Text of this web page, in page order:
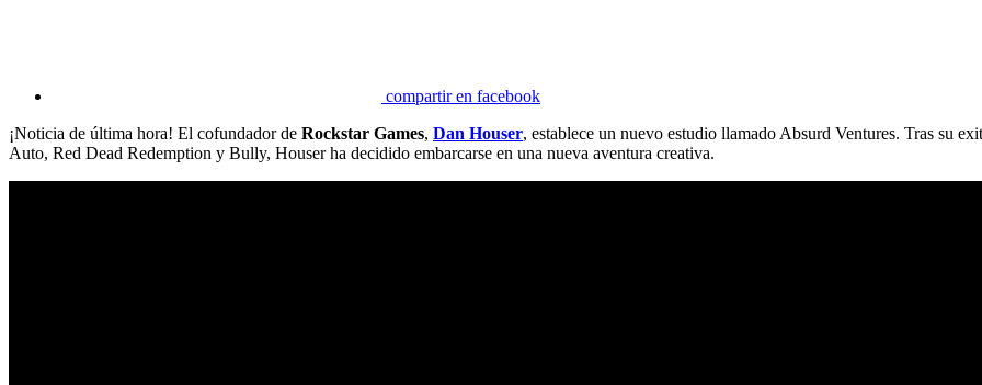
compartir en facebook
¡Noticia de última hora! El cofundador de Rockstar Games, Dan Houser, establece un nuevo estudio llamado Absurd Ventures. Tras su
Auto, Red Dead Redemption y Bully, Houser ha decidido embarcarse en una nueva aventura creativa.